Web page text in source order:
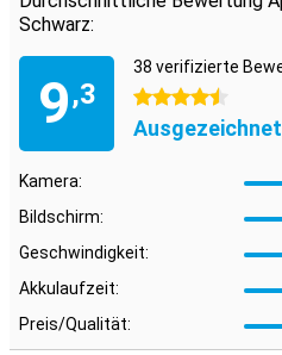
Schwarz:
9,3
38 verifizierte
4.5 Sterne
Ausgezeichnet
Kamera:
Bildschirm:
Geschwindigkeit:
Akkulaufzeit:
Preis/Qualität: